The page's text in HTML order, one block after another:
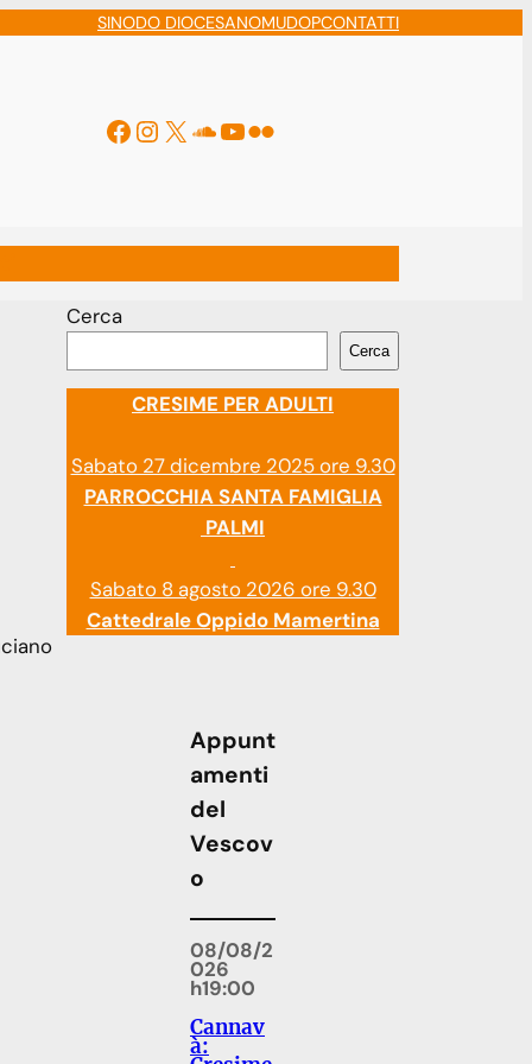
SINODO DIOCESANOMUDOPCONTATTI
Facebook
Instagram
X Soundcloud
YouTube
Flickr
Cerca
Cerca
CRESIME PER ADULTI
Sabato 27 dicembre 2025 ore 9.30
PARROCCHIA SANTA FAMIGLIA
PALMI
Sabato 8 agosto 2026 ore 9.30
Cattedrale Oppido Mamertina
Appunt
amenti
del
Vescov
o
08/08/2
026
h19:00
Cannav
à: